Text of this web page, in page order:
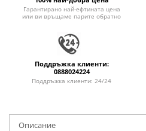
Гарантирано най-ефтината цена
или ви връщаме парите обратно
Поддръжка клиенти:
0888024224
Поддръжка клиенти: 24/24
Описание